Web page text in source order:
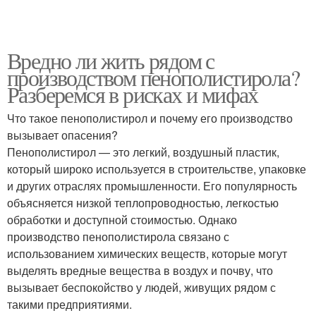
Вредно ли жить рядом с
производством пенополистирола?
Разберемся в рисках и мифах
Что такое пенополистирол и почему его производство
вызывает опасения?
Пенополистирол — это легкий, воздушный пластик,
который широко используется в строительстве, упаковке
и других отраслях промышленности. Его популярность
объясняется низкой теплопроводностью, легкостью
обработки и доступной стоимостью. Однако
производство пенополистирола связано с
использованием химических веществ, которые могут
выделять вредные вещества в воздух и почву, что
вызывает беспокойство у людей, живущих рядом с
такими предприятиями.